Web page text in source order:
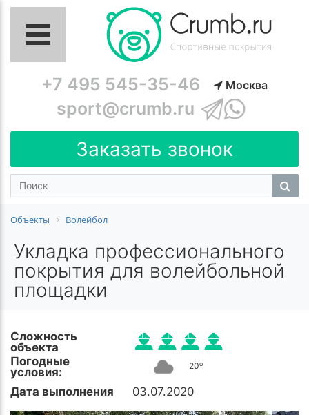
+7 495 545-35-46 Москва
sport@crumb.ru
Заказать звонок
Объекты Волейбол
Укладка профессионального
покрытия для волейбольной
площадки
Сложность
объекта
Погодные
условия:
20o
Дата выполнения 03.07.2020